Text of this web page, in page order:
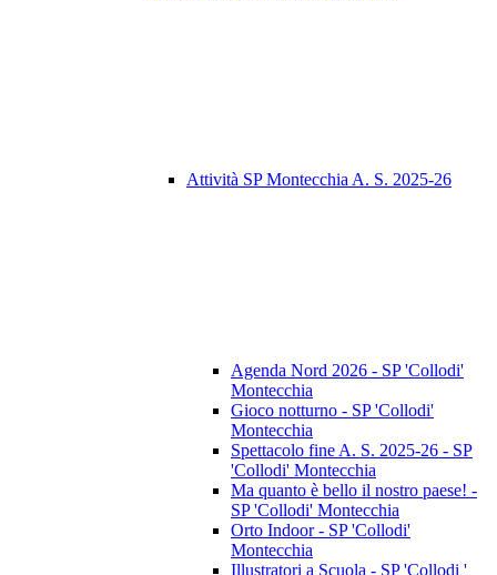
Attività SP Montecchia A. S. 2025-26
Agenda Nord 2026 - SP 'Collodi'
Montecchia
Gioco notturno - SP 'Collodi'
Montecchia
Spettacolo fine A. S. 2025-26 - SP
'Collodi' Montecchia
Ma quanto è bello il nostro paese! -
SP 'Collodi' Montecchia
Orto Indoor - SP 'Collodi'
Montecchia
Illustratori a Scuola - SP 'Collodi '